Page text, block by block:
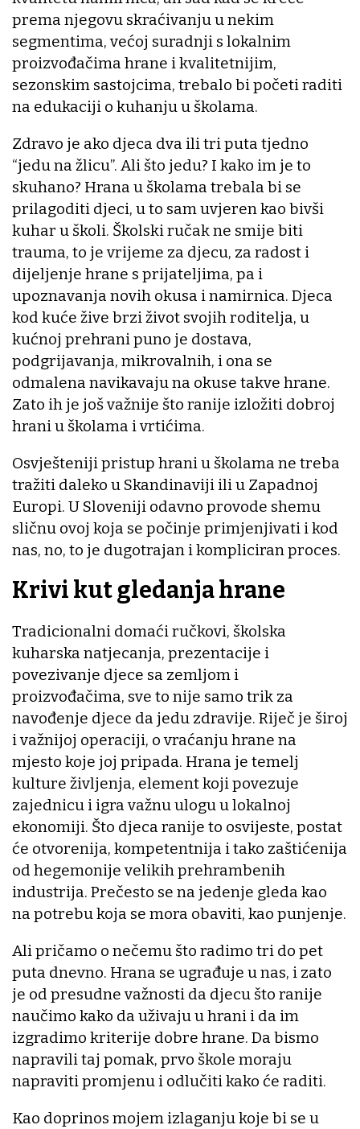
prema njegovu skraćivanju u nekim
segmentima, većoj suradnji s lokalnim
proizvođačima hrane i kvalitetnijim,
sezonskim sastojcima, trebalo bi početi raditi
na edukaciji o kuhanju u školama.
Zdravo je ako djeca dva ili tri puta tjedno
“jedu na žlicu”. Ali što jedu? I kako im je to
skuhano? Hrana u školama trebala bi se
prilagoditi djeci, u to sam uvjeren kao bivši
kuhar u školi. Školski ručak ne smije biti
trauma, to je vrijeme za djecu, za radost i
dijeljenje hrane s prijateljima, pa i
upoznavanja novih okusa i namirnica. Djeca
kod kuće žive brzi život svojih roditelja, u
kućnoj prehrani puno je dostava,
podgrijavanja, mikrovalnih, i ona se
odmalena navikavaju na okuse takve hrane.
Zato ih je još važnije što ranije izložiti dobroj
hrani u školama i vrtićima.
Osvješteniji pristup hrani u školama ne treba
tražiti daleko u Skandinaviji ili u Zapadnoj
Europi. U Sloveniji odavno provode shemu
sličnu ovoj koja se počinje primjenjivati i kod
nas, no, to je dugotrajan i kompliciran proces.
Krivi kut gledanja hrane
Tradicionalni domaći ručkovi, školska
kuharska natjecanja, prezentacije i
povezivanje djece sa zemljom i
proizvođačima, sve to nije samo trik za
navođenje djece da jedu zdravije. Riječ je široj
i važnijoj operaciji, o vraćanju hrane na
mjesto koje joj pripada. Hrana je temelj
kulture življenja, element koji povezuje
zajednicu i igra važnu ulogu u lokalnoj
ekonomiji. Što djeca ranije to osvijeste, postat
će otvorenija, kompetentnija i tako zaštićenija
od hegemonije velikih prehrambenih
industrija. Prečesto se na jedenje gleda kao
na potrebu koja se mora obaviti, kao punjenje.
Ali pričamo o nečemu što radimo tri do pet
puta dnevno. Hrana se ugrađuje u nas, i zato
je od presudne važnosti da djecu što ranije
naučimo kako da uživaju u hrani i da im
izgradimo kriterije dobre hrane. Da bismo
napravili taj pomak, prvo škole moraju
napraviti promjenu i odlučiti kako će raditi.
Kao doprinos mojem izlaganju koje bi se u